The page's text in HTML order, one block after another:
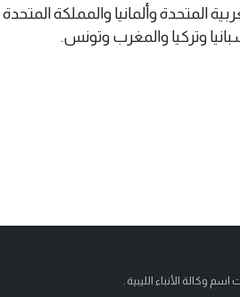
المتحدة وألمانيا والمملكة
وتركيا والمغرب وتونس.
اسم وكالة الأنباء الليبية .